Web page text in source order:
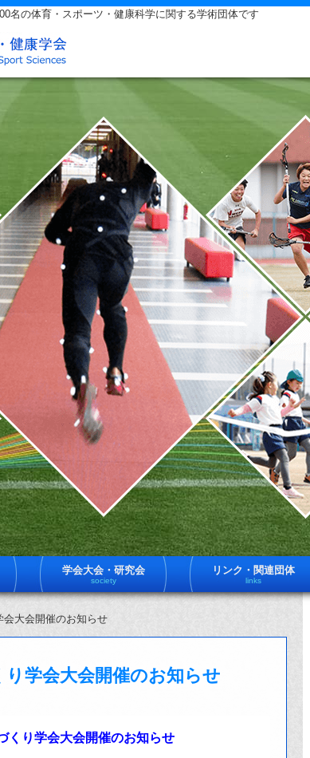
名の体育・スポーツ・健康科学に関する学術団体です
学会大会・研究会
society
リンク・関連団体
links
大会開催のお知らせ
学会大会開催のお知らせ
くり学会大会開催のお知らせ